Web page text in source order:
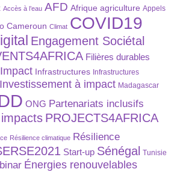
Accès à l’eau AFD Afrique agriculture Appels
Cameroun Climat COVID19
Engagement Sociétal
Filières durables
Impact Infrastructures Infrastructures
Investissement à impact Madagascar
ONG Partenariats inclusifs
PROJECTS4AFRICA
Résilience climatique Résilience
Start-up Sénégal Tunisie
Énergies renouvelables